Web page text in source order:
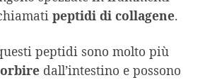
peptidi di collagene.
peptidi sono molto più
dall’intestino e possono